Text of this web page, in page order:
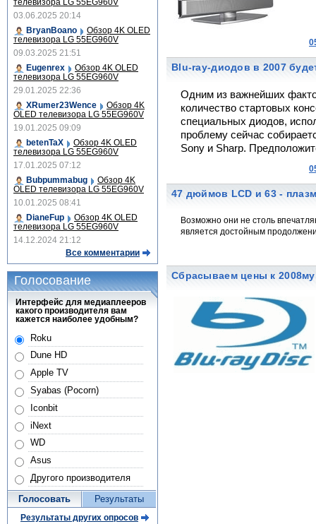
Blu-ray-диодов в 2007
Одним из важнейших
количество стартовых
специальных диодов,
проблему сейчас
Sony и Sharp.
47 дюймов LCD и 63 -
Возможно они не столь
является достойным
Сбрасываем цены к 2008му
телевизора LG 55EG960V
03.06.2025 20:14
BryanBoano
Обзор 4K OLED
телевизора LG 55EG960V
09.03.2025 21:51
Eugenrex
Обзор 4K OLED
телевизора LG 55EG960V
29.01.2025 22:36
XRumer23Wence
Обзор 4K
OLED телевизора LG 55EG960V
19.01.2025 09:09
betenTaX
Обзор 4K OLED
телевизора LG 55EG960V
17.01.2025 07:12
Bubpummabug
Обзор 4K
OLED телевизора LG 55EG960V
10.01.2025 08:41
DianeFup
Обзор 4K OLED
телевизора LG 55EG960V
14.12.2024 21:12
Все комментарии
Голосование
Интерфейс для медиаплееров
какого производителя вам
кажется наиболее удобным?
Roku
Dune HD
Apple TV
Syabas (Pocorn)
Iconbit
iNext
WD
Asus
Другого производителя
Голосовать Результаты
Результаты других опросов